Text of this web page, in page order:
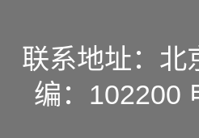
联系地址：北
编：102200